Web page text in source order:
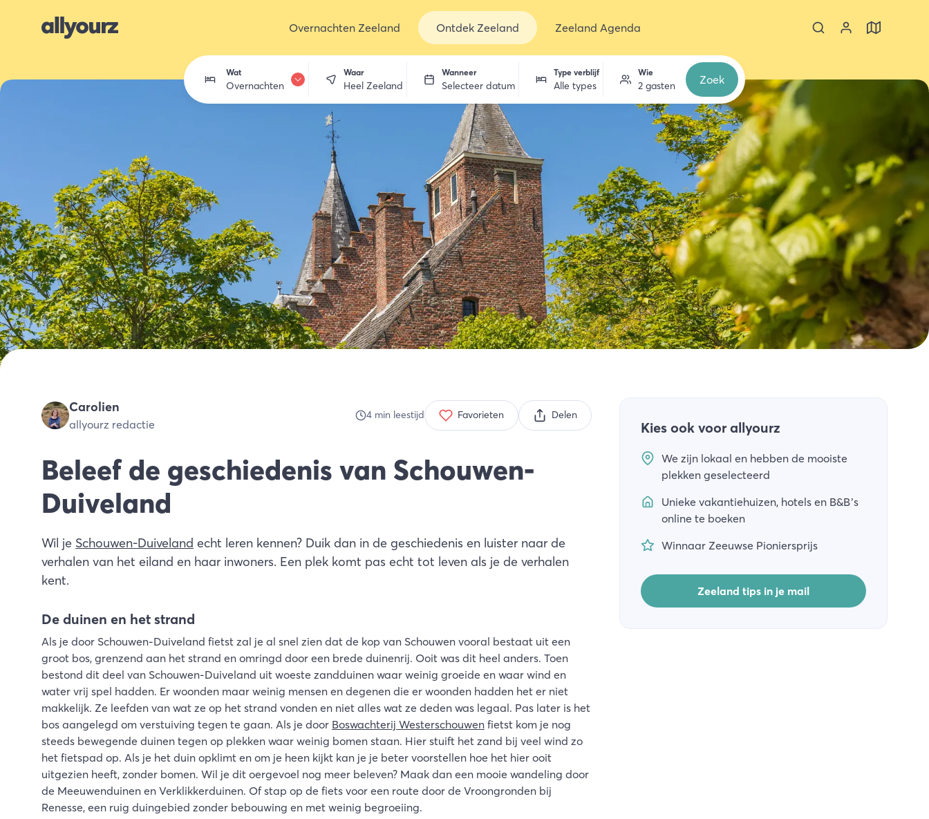
Overnachten Zeeland Ontdek Zeeland Zeeland Agenda
Wat
Overnachten
Winkelen
Zeeland ontdekken
Waar
Heel Zeeland
Wanneer
Selecteer datum
Type verblijf
Alle types
Wie
2 gasten Zoek
Beleef de geschiedenis van Schouwen-
Duiveland
Wil je Schouwen-Duiveland echt leren kennen? Duik dan in de geschiedenis en luister naar de
verhalen van het eiland en haar inwoners. Een plek komt pas echt tot leven als je de verhalen
kent.
Carolien
allyourz redactie
4min leestijd Favorieten Delen
De duinen en het strand
Als je door Schouwen-Duiveland fietst zal je al snel zien dat de kop van Schouwen vooral bestaat uit een
groot bos, grenzend aan het strand en omringd door een brede duinenrij. Ooit was dit heel anders. Toen
bestond dit deel van Schouwen-Duiveland uit woeste zandduinen waar weinig groeide en waar wind en
water vrij spel hadden. Er woonden maar weinig mensen en degenen die er woonden hadden het er niet
makkelijk. Ze leefden van wat ze op het strand vonden en niet alles wat ze deden was legaal. Pas later is het
bos aangelegd om verstuiving tegen te gaan. Als je door Boswachterij Westerschouwen fietst kom je nog
steeds bewegende duinen tegen op plekken waar weinig bomen staan. Hier stuift het zand bij veel wind zo
het fietspad op. Als je het duin opklimt en om je heen kijkt kan je je beter voorstellen hoe het hier ooit
uitgezien heeft, zonder bomen. Wil je dit oergevoel nog meer beleven? Maak dan een mooie wandeling door
de Meeuwenduinen en Verklikkerduinen. Of stap op de fiets voor een route door de Vroongronden bij
Renesse, een ruig duingebied zonder bebouwing en met weinig begroeiing.
Kies ook voor allyourz
We zijn lokaal en hebben de mooiste
plekken geselecteerd
Unieke vakantiehuizen, hotels en B&B’s
online te boeken
Winnaar Zeeuwse Pioniersprijs
Zeeland tips in je mail